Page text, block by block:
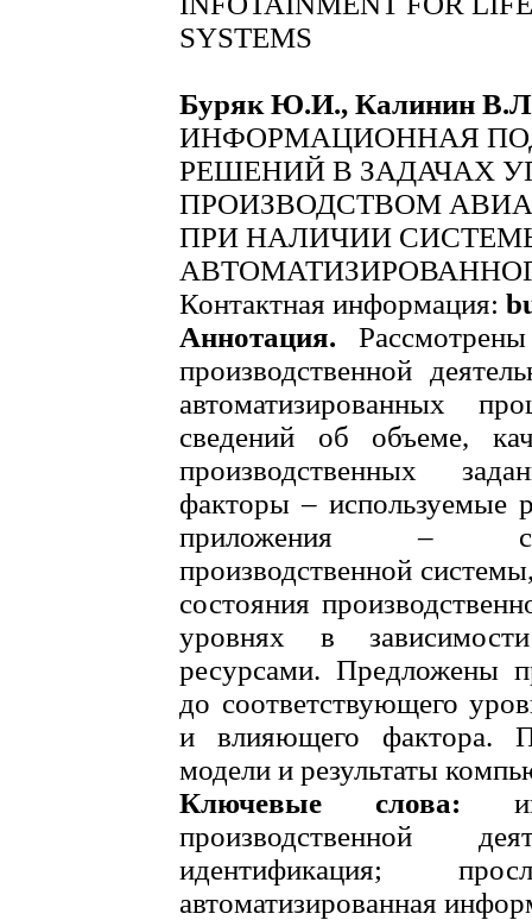
SYSTEMS
Буряк Ю.И., Калинин
ИНФОРМАЦИОННАЯ
РЕШЕНИЙ В ЗАДАЧАХ
ПРОИЗВОДСТВОМ
ПРИ НАЛИЧИИ
Контактная информация:
Аннотация.
производственной
автоматизированных
сведений об объеме,
производственных
факторы – используемые
приложения –
производственной
состояния
уровнях в
ресурсами. Предложены
до соответствующего
и влияющего фактора.
модели и результаты
Ключевые слова:
производственной
идентификация;
автоматизированная